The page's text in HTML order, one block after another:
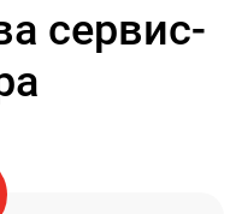
сервис-